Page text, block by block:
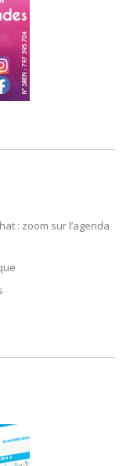
: zoom sur l’agenda